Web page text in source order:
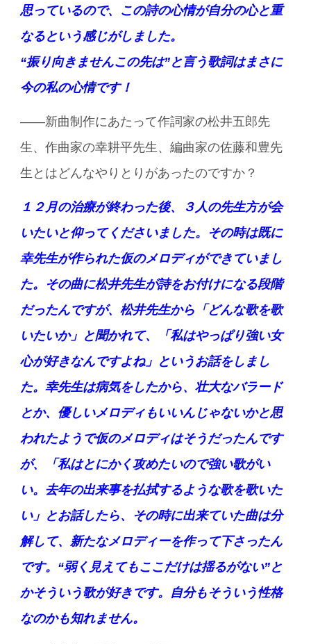
思っているので、この詩の心情が自分の心と重
なるという感じがしました。
“振り向きませんこの先は”と言う歌詞はまさに
今の私の心情です！
――新曲制作にあたって作詞家の松井五郎先
生、作曲家の幸耕平先生、編曲家の佐藤和豊先
生とはどんなやりとりがあったのですか？
１２月の治療が終わった後、３人の先生方が会
いたいと仰ってくださいました。 その時は既に
幸先生が作られた仮のメロディができていまし
た。その曲に松井先生が詩をお付けになる段階
だったんですが、松井先生から「どんな歌を歌
いたいか」と聞かれて、「私はやっぱり強い女
心が好きなんですよね」というお話をしまし
た。幸先生は病気をしたから、壮大なバラード
とか、優しいメロディもいいんじゃないかと思
われたようで仮のメロディはそうだったんです
が、「私はとにかく攻めたいので強い歌がい
い。去年の出来事を払拭するような歌を歌いた
い」とお話したら、その時に出来ていた曲は分
解して、新たなメロディーを作って下さったん
です。 “弱く見えてもここだけは揺るがない”と
かそういう歌が好きです。自分もそういう性格
なのかも知れません。